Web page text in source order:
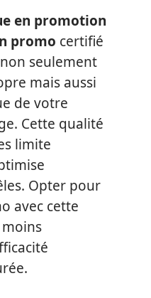
en promotion
promo certifié
seulement
mais aussi
de votre
Cette qualité
limite
Opter pour
avec cette